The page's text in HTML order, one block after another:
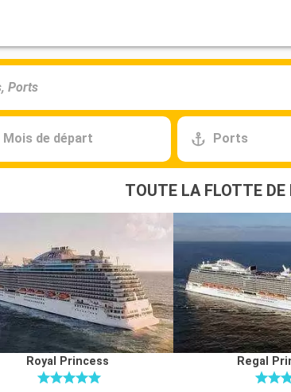
Mois de départ Ports
TOUTE LA FLOTTE DE
Royal Princess Regal